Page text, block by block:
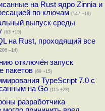
на Rust ядро Zinnia и
по ключам (147 +19)
выпуск среды
(63 +15)
на Rust, проходящий все
–14)
отключён запуск
пакетов (69 +15)
TypeScript 7.0 с
на Go (115 +23)
разработчика